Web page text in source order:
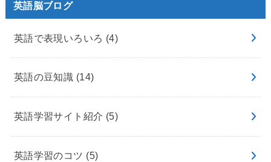
英語脳ブログ
英語で表現いろいろ (4)
英語の豆知識 (14)
英語学習サイト紹介 (5)
英語学習のコツ (5)